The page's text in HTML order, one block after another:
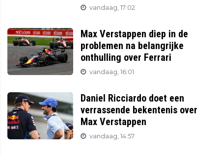
vandaag, 17:02
Max Verstappen diep in de
problemen na belangrijke
onthulling over Ferrari
vandaag, 16:01
Daniel Ricciardo doet een
verrassende bekentenis over
Max Verstappen
vandaag, 14:57